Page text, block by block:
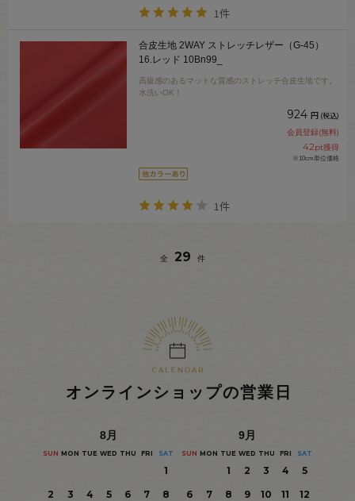
1件
合皮生地 2WAY ストレッチレザー（G-45）
16.レッド 10Bn99_
高級感のあるマットな質感のストレッチ合皮生地です。
水洗いOK！
924 円 (税込)
会員登録(無料)
42pt獲得
※10cm単位価格
1件
全 29 件
オンラインショップの営業日
8月
SUN MON TUE WED THU FRI SAT
1
2
3 4 5 6 7
8
9月
SUN MON TUE WED THU FRI SAT
1 2 3 4
5
6
7 8 9 10 11
12